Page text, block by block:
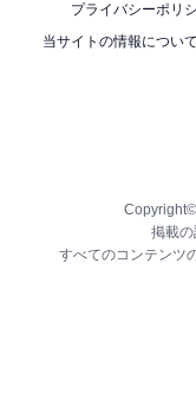
プライバシーポリ
当サイトの情報につい
掲載の
すべてのコンテンツ